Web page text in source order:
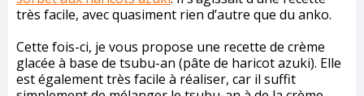
très facile, avec quasiment rien d’autre que du anko.
Cette fois-ci, je vous propose une recette de crème
glacée à base de tsubu-an (pâte de haricot azuki). Elle
est également très facile à réaliser, car il suffit